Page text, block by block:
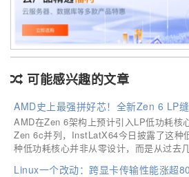
可能感兴趣的文章
AMD史上最强拼好芯！全新Zen 6 LP
AMD在Zen 6架构上预计引入LP低功耗核
Zen 6c并列，InstLatX64今日披露了这种
种低功耗核心并非从零设计，而是从过去
Linux一个改动：跨显卡传输性能涨超